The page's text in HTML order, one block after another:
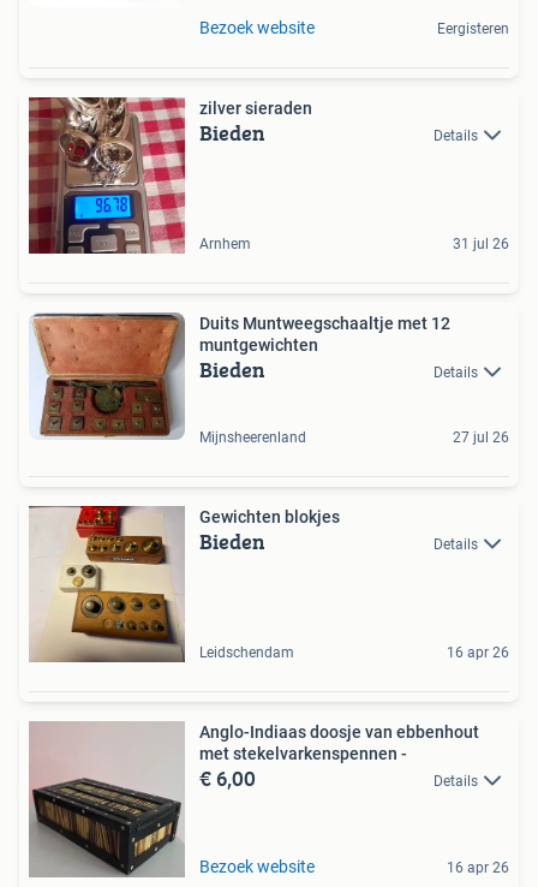
Bezoek website Eergisteren
zilver sieraden
Bieden Details
Arnhem 31 jul 26
Duits Muntweegschaaltje met 12
muntgewichten
Bieden Details
Mijnsheerenland 27 jul 26
Gewichten blokjes
Bieden Details
Leidschendam 16 apr 26
Anglo-Indiaas doosje van ebbenhout
met stekelvarkenspennen -
€ 6,00 Details
Bezoek website 16 apr 26